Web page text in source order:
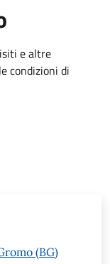
e altre
condizioni di
(BG)